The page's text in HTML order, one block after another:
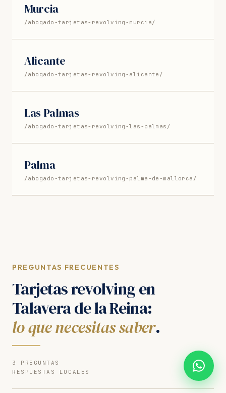
Murcia
/abogado-tarjetas-revolving-murcia/
Alicante
/abogado-tarjetas-revolving-alicante/
Las Palmas
/abogado-tarjetas-revolving-las-palmas/
Palma
/abogado-tarjetas-revolving-palma-de-mallorca/
PREGUNTAS FRECUENTES
Tarjetas revolving en
Talavera de la Reina:
lo que necesitas saber.
3 PREGUNTAS
RESPUESTAS LOCALES